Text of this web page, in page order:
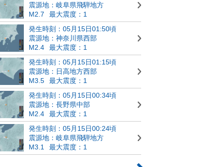
震源地：岐阜県飛騨地方
M2.7
最大震度：1
発生時刻：05月15日01:50頃
震源地：神奈川県西部
M2.4
最大震度：1
発生時刻：05月15日01:15頃
震源地：日高地方西部
M3.5
最大震度：1
発生時刻：05月15日00:34頃
震源地：長野県中部
M2.4
最大震度：1
発生時刻：05月15日00:24頃
震源地：岐阜県飛騨地方
M3.1
最大震度：1